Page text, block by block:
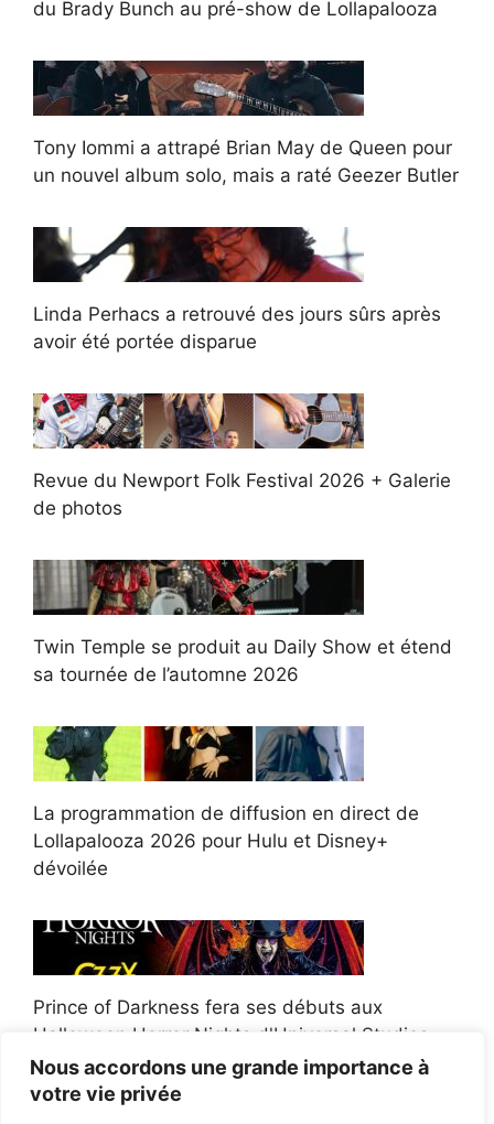
Nous accordons une grande importance à
votre vie privée
du Brady Bunch au pré-show de Lollapalooza
Tony Iommi a attrapé Brian May de Queen pour
un nouvel album solo, mais a raté Geezer Butler
Linda Perhacs a retrouvé des jours sûrs après
avoir été portée disparue
Revue du Newport Folk Festival 2026 + Galerie
de photos
Twin Temple se produit au Daily Show et étend
sa tournée de l’automne 2026
La programmation de diffusion en direct de
Lollapalooza 2026 pour Hulu et Disney+
dévoilée
Prince of Darkness fera ses débuts aux
Halloween Horror Nights d'Universal Studios